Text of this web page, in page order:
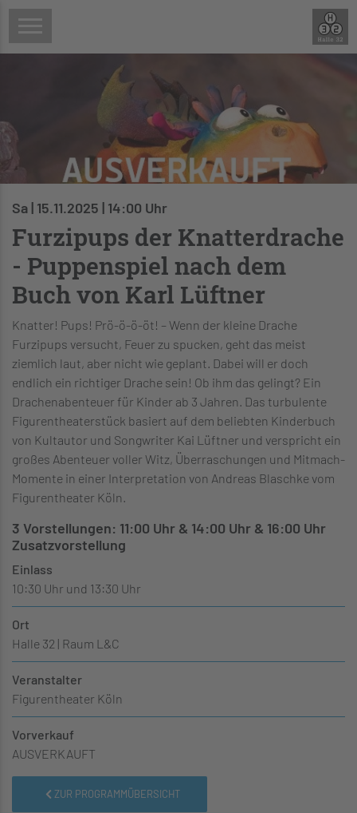
Sa | 15.11.2025 | 14:00 Uhr
Furzipups der Knatterdrache
- Puppenspiel nach dem
Buch von Karl Lüftner
Knatter! Pups! Prö-ö-ö-öt! – Wenn der kleine Drache
Furzipups versucht, Feuer zu spucken, geht das meist
ziemlich laut, aber nicht wie geplant. Dabei will er doch
endlich ein richtiger Drache sein! Ob ihm das gelingt? Ein
Drachenabenteuer für Kinder ab 3 Jahren. Das turbulente
Figurentheaterstück basiert auf dem beliebten Kinderbuch
von Kultautor und Songwriter Kai Lüftner und verspricht ein
großes Abenteuer voller Witz, Überraschungen und Mitmach-
Momente in einer Interpretation von Andreas Blaschke vom
Figurentheater Köln.
3 Vorstellungen: 11:00 Uhr & 14:00 Uhr & 16:00 Uhr
Zusatzvorstellung
Einlass
10:30 Uhr und 13:30 Uhr
Ort
Halle 32 | Raum L&C
Veranstalter
Figurentheater Köln
Vorverkauf
AUSVERKAUFT
ZUR PROGRAMMÜBERSICHT